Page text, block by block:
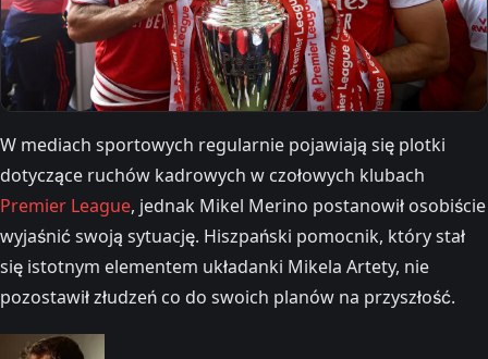
W mediach sportowych regularnie pojawiają się plotki
dotyczące ruchów kadrowych w czołowych klubach
Premier League, jednak Mikel Merino postanowił osobiście
wyjaśnić swoją sytuację. Hiszpański pomocnik, który stał
się istotnym elementem układanki Mikela Artety, nie
pozostawił złudzeń co do swoich planów na przyszłość.